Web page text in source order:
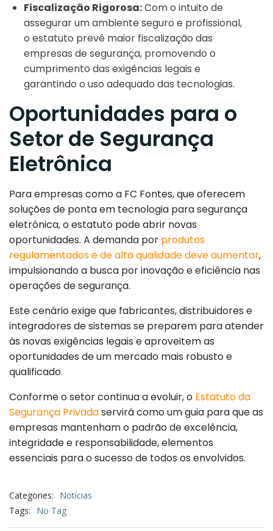
Fiscalização Rigorosa:Com o intuito de
assegurar um ambiente seguro e profissional,
o estatuto prevê maior fiscalização das
empresas de segurança, promovendo o
cumprimento das exigências legais e
garantindo o uso adequado das tecnologias.
Oportunidades para o
Setor de Segurança
Eletrônica
Para empresas como a FC Fontes, que oferecem
soluções de ponta em tecnologia para segurança
eletrônica, o estatuto pode abrir novas
oportunidades. A demanda por produtos
regulamentados e de alta qualidade deve aumentar,
impulsionando a busca por inovação e eficiência nas
operações de segurança.
Este cenário exige que fabricantes, distribuidores e
integradores de sistemas se preparem para atender
às novas exigências legais e aproveitem as
oportunidades de um mercado mais robusto e
qualificado.
Conforme o setor continua a evoluir, o Estatuto da
Segurança Privadaservirá como um guia para que as
empresas mantenham o padrão de excelência,
integridade e responsabilidade, elementos
essenciais para o sucesso de todos os envolvidos.
Categories:
Notícias
Tags:
No Tag